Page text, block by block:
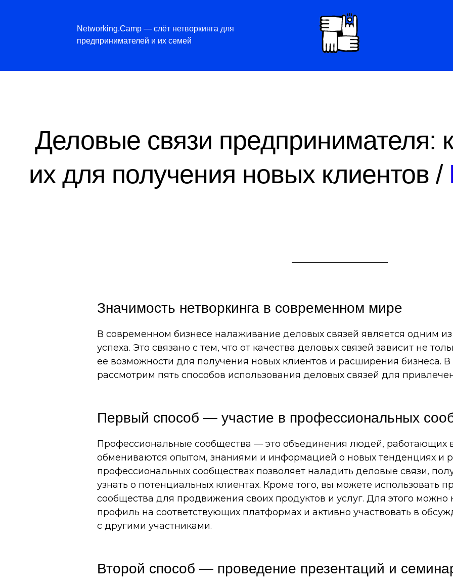
Networking.Camp — слёт нетворкинга для
предпринимателей и их семей
Деловые связи предпринимателя:
их для получения новых клиентов /
Значимость нетворкинга в современном мире
В современном бизнесе налаживание деловых связей является одним
успеха. Это связано с тем, что от качества деловых связей зависит не
ее возможности для получения новых клиентов и расширения бизнеса.
рассмотрим пять способов использования деловых связей для
Первый способ — участие в профессиональных
Профессиональные сообщества — это объединения людей, работающих
обмениваются опытом, знаниями и информацией о новых тенденциях и
профессиональных сообществах позволяет наладить деловые связи,
узнать о потенциальных клиентах. Кроме того, вы можете использовать
сообщества для продвижения своих продуктов и услуг. Для этого можно
профиль на соответствующих платформах и активно участвовать в
с другими участниками.
Второй способ — проведение презентаций и